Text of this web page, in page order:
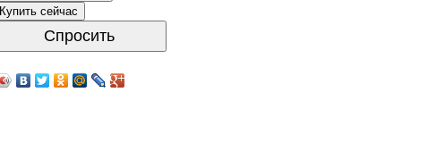
Купить сейчас
Спросить